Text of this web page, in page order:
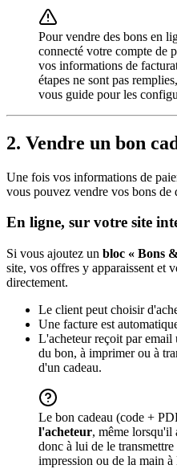
Pour vendre des bons en
connecté votre compte de
vos informations de
étapes ne sont pas
vous guide pour les
2. Vendre un bon
Une fois vos informations de
vous pouvez vendre vos bons de
En ligne, sur votre site
Si vous ajoutez un bloc « Bons
site, vos offres y apparaissent et
directement.
Le client peut choisir
Une facture est
L'acheteur reçoit par email
du bon, à imprimer ou à
d'un cadeau.
Le bon cadeau (code +
l'acheteur, même lorsqu'il
donc à lui de le
impression ou de la main à